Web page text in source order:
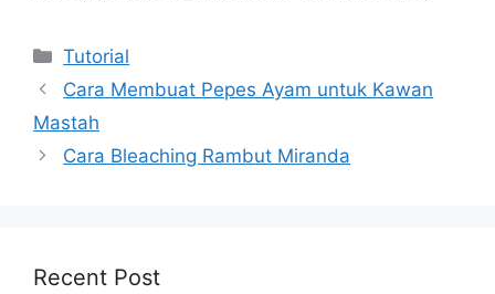
Kategori
Tutorial
Cara Membuat Pepes Ayam untuk Kawan
Mastah
Cara Bleaching Rambut Miranda
Recent Post